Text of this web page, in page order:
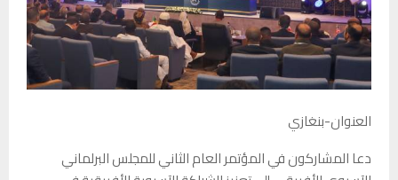
العنوان-بنغازي
دعا المشاركون في المؤتمر العام الثاني للمجلس البرلماني